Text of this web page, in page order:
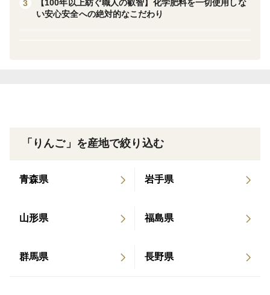
て3日ほど、長くて1か月を要す場合がございますので希
自然豊かな【青森県の誇る大自然】と【100年以上受け
実🍎
に世界に誇るフルーツと言っても過言ではありません。
3
【100年以上紡ぐ職人の叡智】化学肥料を一切使用しな
い安心安全への絶対的なこだわり
「りんご」を産地で絞り込む
青森県 岩手県
山形県 福島県
群馬県 長野県